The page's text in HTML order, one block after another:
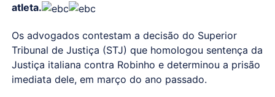
atleta.
Os advogados contestam a decisão do Superior
Tribunal de Justiça (STJ) que homologou sentença da
Justiça italiana contra Robinho e determinou a prisão
imediata dele, em março do ano passado.